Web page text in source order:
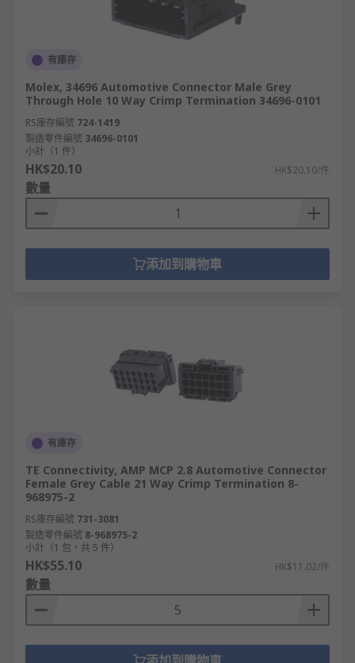
有庫存
Molex, 34696 Automotive Connector Male Grey
Through Hole 10 Way Crimp Termination 34696-0101
RS庫存編號 724-1419
製造零件編號 34696-0101
小計（1 件）
HK$20.10 HK$20.10/件
數量
添加到購物車
有庫存
TE Connectivity, AMP MCP 2.8 Automotive Connector
Female Grey Cable 21 Way Crimp Termination 8-
968975-2
RS庫存編號 731-3081
製造零件編號 8-968975-2
小計（1 包，共 5 件）
HK$55.10 HK$11.02/件
數量